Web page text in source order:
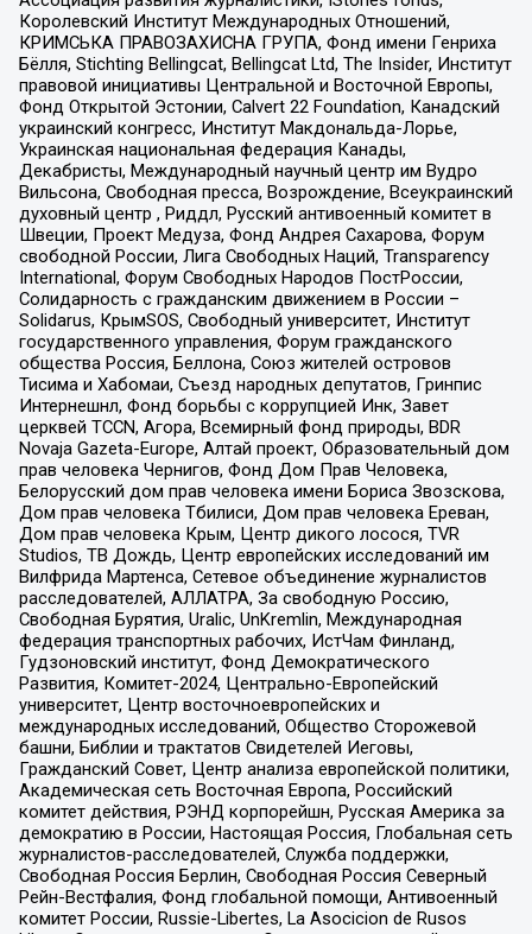
Королевский Институт Международных Отношений,
КРИМСЬКА ПРАВОЗАХИСНА ГРУПА, Фонд имени Генриха
Бёлля, Stichting Bellingcat, Bellingcat Ltd, The Insider, Институт
правовой инициативы Центральной и Восточной Европы,
Фонд Открытой Эстонии, Calvert 22 Foundation, Канадский
украинский конгресс, Институт Макдональда-Лорье,
Украинская национальная федерация Канады,
Декабристы, Международный научный центр им Вудро
Вильсона, Свободная пресса, Возрождение, Всеукраинский
духовный центр , Риддл, Русский антивоенный комитет в
Швеции, Проект Медуза, Фонд Андрея Сахарова, Форум
свободной России, Лига Свободных Наций, Transparеncy
International, Форум Свободных Народов ПостРоссии,
Солидарность с гражданским движением в России –
Solidarus, КрымSOS, Свободный университет, Институт
государственного управления, Форум гражданского
общества Россия, Беллона, Союз жителей островов
Тисима и Хабомаи, Съезд народных депутатов, Гринпис
Интернешнл, Фонд борьбы с коррупцией Инк, Завет
церквей TCCN, Агора, Всемирный фонд природы, BDR
Novaja Gazeta-Europe, Алтай проект, Образовательный дом
прав человека Чернигов, Фонд Дом Прав Человека,
Белорусский дом прав человека имени Бориса Звозскова,
Дом прав человека Тбилиси, Дом прав человека Ереван,
Дом прав человека Крым, Центр дикого лосося, TVR
Studios, ТВ Дождь, Центр европейских исследований им
Вилфрида Мартенса, Сетевое объединение журналистов
расследователей, АЛЛАТРА, За свободную Россию,
Свободная Бурятия, Uralic, UnKremlin, Международная
федерация транспортных рабочих, ИстЧам Финланд,
Гудзоновский институт, Фонд Демократического
Развития, Комитет-2024, Центрально-Европейский
университет, Центр восточноевропейских и
международных исследований, Общество Сторожевой
башни, Библии и трактатов Свидетелей Иеговы,
Гражданский Совет, Центр анализа европейской политики,
Академическая сеть Восточная Европа, Российский
комитет действия, РЭНД корпорейшн, Русская Америка за
демократию в России, Настоящая Россия, Глобальная сеть
журналистов-расследователей, Служба поддержки,
Свободная Россия Берлин, Свободная Россия Северный
Рейн-Вестфалия, Фонд глобальной помощи, Антивоенный
комитет России, Russie-Libertes, La Asocicion de Rusos